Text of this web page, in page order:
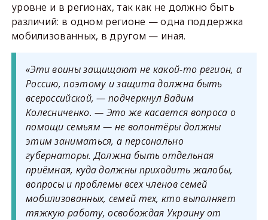
уровне и в регионах, так как не должно быть
различий: в одном регионе — одна поддержка
мобилизованных, в другом — иная.
«Эти воины защищают не какой-то регион, а
Россию, поэтому и защита должна быть
всероссийской, — подчеркнул Вадим
Колесниченко. — Это же касается вопроса о
помощи семьям — не волонтёры должны
этим заниматься, а персонально
губернаторы. Должна быть отдельная
приёмная, куда должны приходить жалобы,
вопросы и проблемы всех членов семей
мобилизованных, семей тех, кто выполняет
тяжкую работу, освобождая Украину от